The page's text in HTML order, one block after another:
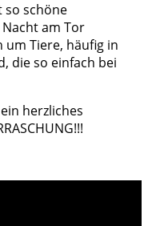
so schöne
am Tor
um Tiere, häufig in
die so einfach bei
herzliches